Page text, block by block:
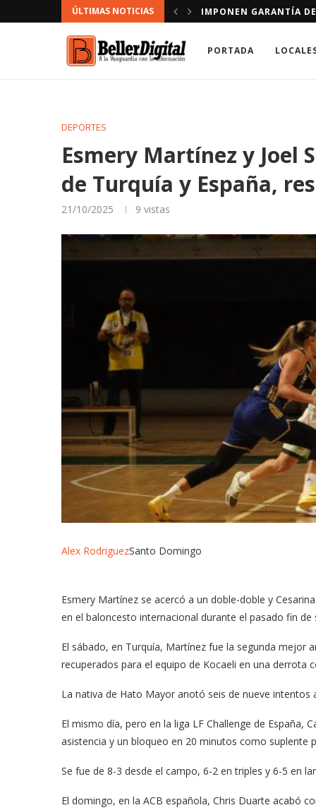
ÚLTIMAS NOTICIAS
VÍA CONTRARIA DOMINICANOS A LOS
PORTADA
DEPORTES
Esmery Martínez y Joel
de Turquía y España,
21/10/2025 9 vistas
Alex RodriguezSanto Domingo
Esmery Martínez se acercó a un doble-doble y
en el baloncesto internacional durante el pasado fin de
El sábado, en Turquía, Martínez fue la segunda mejor
recuperados para el equipo de Kocaeli en una derrota
La nativa de Hato Mayor anotó seis de nueve intentos
El mismo día, pero en la liga LF Challenge de
asistencia y un bloqueo en 20 minutos como suplente
Se fue de 8-3 desde el campo, 6-2 en triples y 6-5 en
El domingo, en la ACB española, Chris Duarte acabó